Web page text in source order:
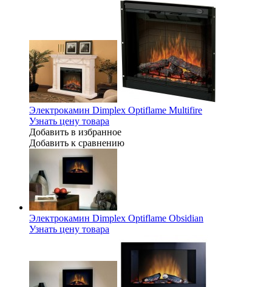
Электрокамин Dimplex Optiflame Multifire
Узнать цену товара
Добавить в избранное
Добавить к сравнению
Электрокамин Dimplex Optiflame Obsidian
Узнать цену товара